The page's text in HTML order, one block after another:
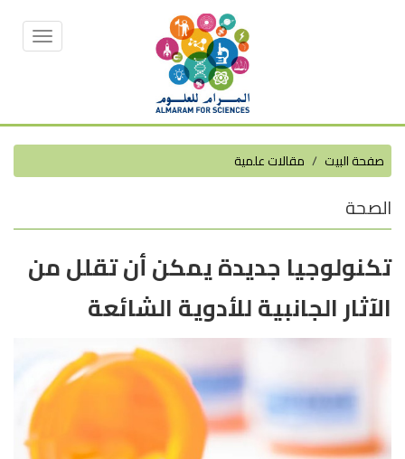
Toggle
صفحة البيت مقالات علمية
الصحة
تكنولوجيا جديدة يمكن أن تقلل من
الآثار الجانبية للأدوية الشائعة